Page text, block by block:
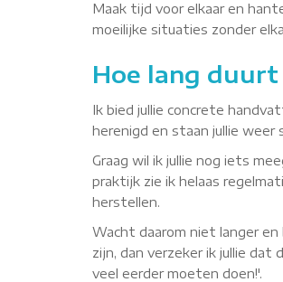
Maak tijd voor elkaar en
moeilijke situaties zonder
Hoe lang
Ik bied jullie concrete
herenigd en staan jullie weer
Graag wil ik jullie nog iets
praktijk zie ik helaas
herstellen.
Wacht daarom niet langer
zijn, dan verzeker ik jullie dat
veel eerder moeten doen!'.